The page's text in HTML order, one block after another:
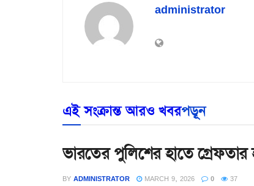
administrator
এই সংক্রান্ত আরও খবরপড়ূন
ভারতের পুলিশের হাতে
BY ADMINISTRATOR MARCH 9, 2026 0 37